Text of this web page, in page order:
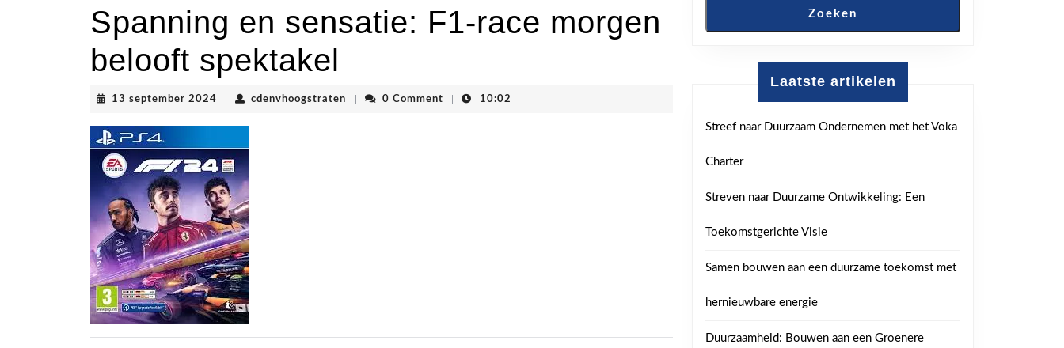
Spanning en sensatie: F1-race morgen
belooft spektakel
13 september 2024 13
2024
cdenvhoogstraten cdenvhoogstraten
0 Comment 10:02
Zoeken
Laatste artikelen
Streef naar Duurzaam Ondernemen met het Voka
Charter
Streven naar Duurzame Ontwikkeling: Een
Toekomstgerichte Visie
Samen bouwen aan een duurzame toekomst met
hernieuwbare energie
Duurzaamheid: Bouwen aan een Groenere